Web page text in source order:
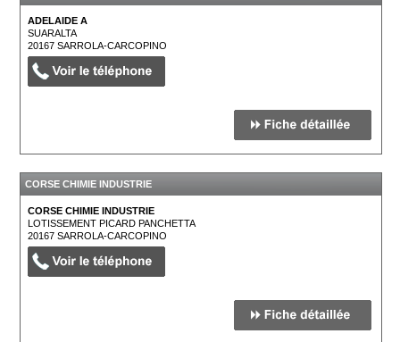
ADELAIDE A
SUARALTA
20167SARROLA-CARCOPINO
CORSE CHIMIE INDUSTRIE
CORSE CHIMIE INDUSTRIE
LOTISSEMENT PICARD PANCHETTA
20167SARROLA-CARCOPINO